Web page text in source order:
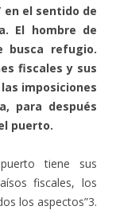
el sentido de
El hombre de
busca refugio.
fiscales y sus
imposiciones
para después
puerto.
tiene sus
fiscales, los
los aspectos”3.